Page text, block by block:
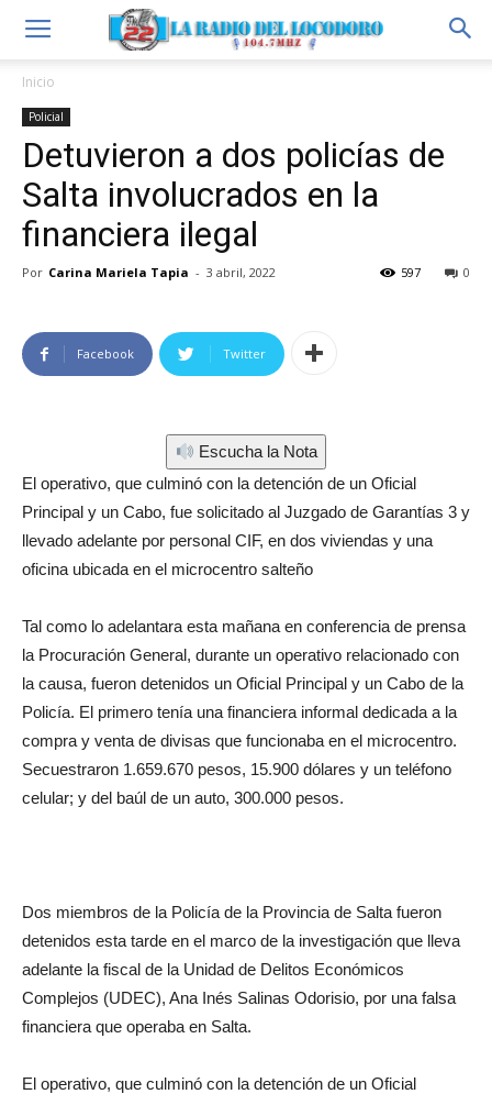
Inicio
Policial
Detuvieron a dos policías de
Salta involucrados en la
financiera ilegal
Por Carina Mariela Tapia - 3 abril, 2022 0
597
Facebook Twitter
Escucha la Nota
El operativo, que culminó con la detención de un Oficial
Principal y un Cabo, fue solicitado al Juzgado de Garantías 3 y
llevado adelante por personal CIF, en dos viviendas y una
oficina ubicada en el microcentro salteño
Tal como lo adelantara esta mañana en conferencia de prensa
la Procuración General, durante un operativo relacionado con
la causa, fueron detenidos un Oficial Principal y un Cabo de la
Policía. El primero tenía una financiera informal dedicada a la
compra y venta de divisas que funcionaba en el microcentro.
Secuestraron 1.659.670 pesos, 15.900 dólares y un teléfono
celular; y del baúl de un auto, 300.000 pesos.
Dos miembros de la Policía de la Provincia de Salta fueron
detenidos esta tarde en el marco de la investigación que lleva
adelante la fiscal de la Unidad de Delitos Económicos
Complejos (UDEC), Ana Inés Salinas Odorisio, por una falsa
financiera que operaba en Salta.
El operativo, que culminó con la detención de un Oficial